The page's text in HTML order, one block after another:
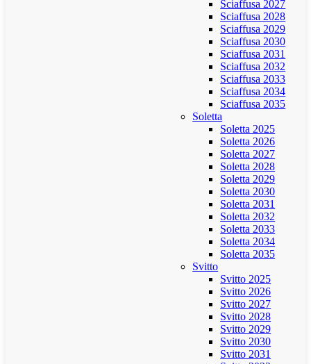
Sciaffusa 2027
Sciaffusa 2028
Sciaffusa 2029
Sciaffusa 2030
Sciaffusa 2031
Sciaffusa 2032
Sciaffusa 2033
Sciaffusa 2034
Sciaffusa 2035
Soletta
Soletta 2025
Soletta 2026
Soletta 2027
Soletta 2028
Soletta 2029
Soletta 2030
Soletta 2031
Soletta 2032
Soletta 2033
Soletta 2034
Soletta 2035
Svitto
Svitto 2025
Svitto 2026
Svitto 2027
Svitto 2028
Svitto 2029
Svitto 2030
Svitto 2031